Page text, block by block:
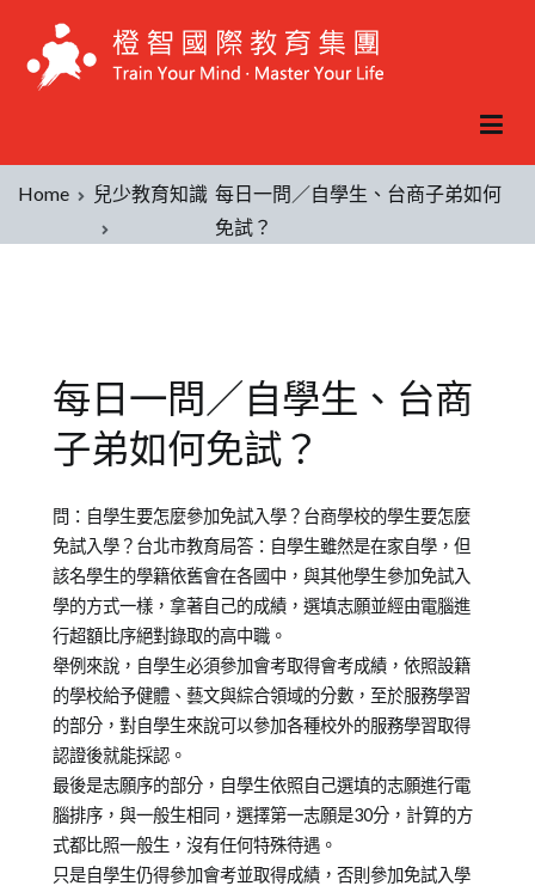
Home 兒少教育知識 每日一問／自學生、台商子弟如何
免試？
每日一問／自學生、台商
子弟如何免試？
Posted
on
2012-
10-
24
Posted
in
兒
少
教
育
知
識
Tagged
青
少
年
教
育
問：自學生要怎麼參加免試入學？台商學校的學生要怎麼
免試入學？台北市教育局答：自學生雖然是在家自學，但
該名學生的學籍依舊會在各國中，與其他學生參加免試入
學的方式一樣，拿著自己的成績，選填志願並經由電腦進
行超額比序絕對錄取的高中職。
舉例來說，自學生必須參加會考取得會考成績，依照設籍
的學校給予健體、藝文與綜合領域的分數，至於服務學習
的部分，對自學生來說可以參加各種校外的服務學習取得
認證後就能採認。
最後是志願序的部分，自學生依照自己選填的志願進行電
腦排序，與一般生相同，選擇第一志願是30分，計算的方
式都比照一般生，沒有任何特殊待遇。
只是自學生仍得參加會考並取得成績，否則參加免試入學